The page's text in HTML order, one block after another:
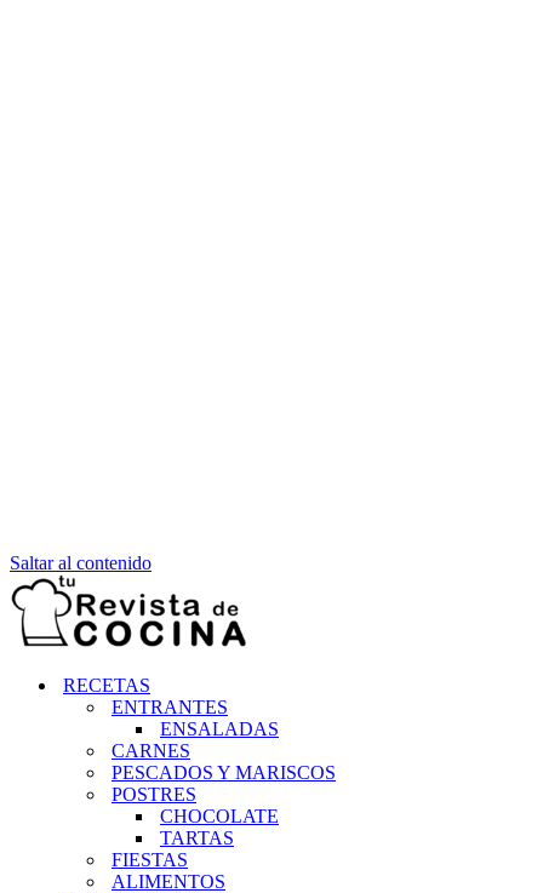
Saltar al contenido
RECETAS
ENTRANTES
ENSALADAS
CARNES
PESCADOS Y MARISCOS
POSTRES
CHOCOLATE
TARTAS
FIESTAS
ALIMENTOS